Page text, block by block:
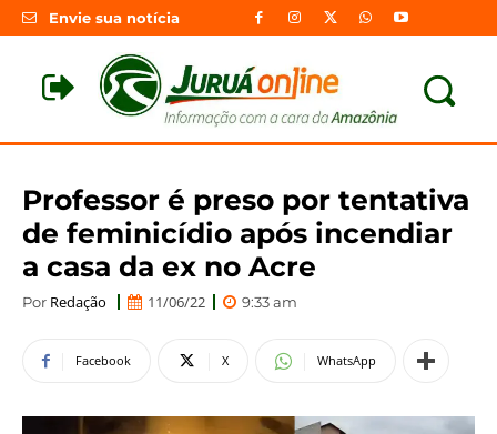
Envie sua notícia
Professor é preso por tentativa
de feminicídio após incendiar
a casa da ex no Acre
Por Redação 11/06/22 9:33 am
Facebook X WhatsApp